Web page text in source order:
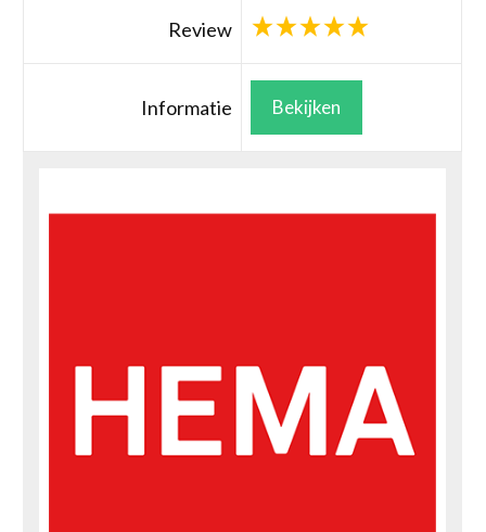
Review
Informatie Bekijken